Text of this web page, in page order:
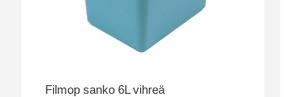
Filmop sanko 6L vihreä